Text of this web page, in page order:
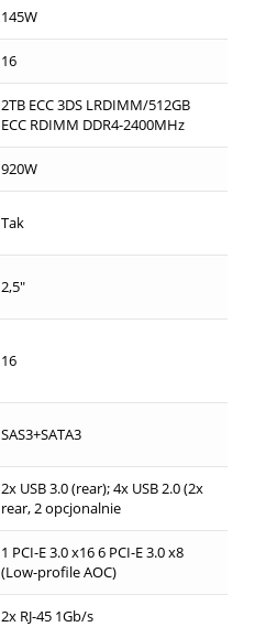
145W
16
2TB ECC 3DS LRDIMM/512GB
ECC RDIMM DDR4-2400MHz
920W
Tak
2,5"
16
SAS3+SATA3
2x USB 3.0 (rear); 4x USB 2.0 (2x
rear, 2 opcjonalnie
1 PCI-E 3.0 x16 6 PCI-E 3.0 x8
(Low-profile AOC)
2x RJ-45 1Gb/s